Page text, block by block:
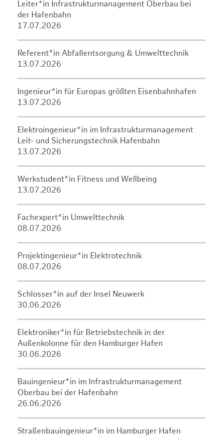
Leiter*in Infrastrukturmanagement Oberbau bei
der Hafenbahn
17.07.2026
Referent*in Abfallentsorgung & Umwelttechnik
13.07.2026
Ingenieur*in für Europas größten Eisenbahnhafen
13.07.2026
Elektroingenieur*in im Infrastrukturmanagement
Leit- und Sicherungstechnik Hafenbahn
13.07.2026
Werkstudent*in Fitness und Wellbeing
13.07.2026
Fachexpert*in Umwelttechnik
08.07.2026
Projektingenieur*in Elektrotechnik
08.07.2026
Schlosser*in auf der Insel Neuwerk
30.06.2026
Elektroniker*in für Betriebstechnik in der
Außenkolonne für den Hamburger Hafen
30.06.2026
Bauingenieur*in im Infrastrukturmanagement
Oberbau bei der Hafenbahn
26.06.2026
Straßenbauingenieur*in im Hamburger Hafen